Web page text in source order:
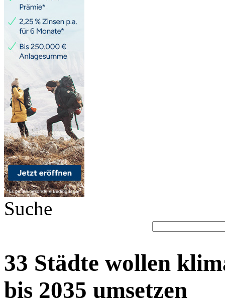
Suche
33 Städte wollen
bis 2035 umsetzen